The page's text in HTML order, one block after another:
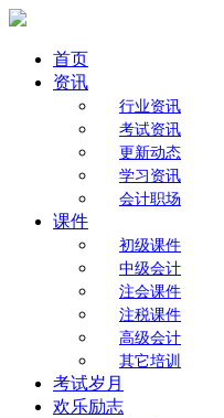
首页
资讯
行业资讯
考试资讯
更新动态
学习资讯
会计职场
课件
初级课件
中级会计
注会课件
注税课件
高级会计
其它培训
考试岁月
欢乐励志